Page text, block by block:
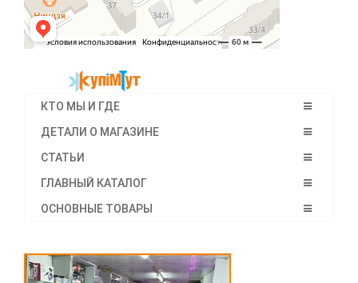
КТО МЫ И ГДЕ
ДЕТАЛИ О МАГАЗИНЕ
СТАТЬИ
ГЛАВНЫЙ КАТАЛОГ
ОСНОВНЫЕ ТОВАРЫ